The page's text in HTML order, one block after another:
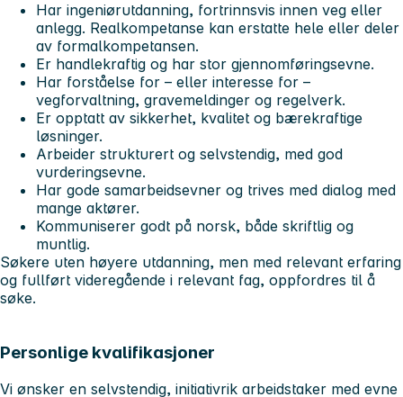
Har ingeniørutdanning, fortrinnsvis innen veg eller
anlegg. Realkompetanse kan erstatte hele eller deler
av formalkompetansen.
Er handlekraftig og har stor gjennomføringsevne.
Har forståelse for – eller interesse for –
vegforvaltning, gravemeldinger og regelverk.
Er opptatt av sikkerhet, kvalitet og bærekraftige
løsninger.
Arbeider strukturert og selvstendig, med god
vurderingsevne.
Har gode samarbeidsevner og trives med dialog med
mange aktører.
Kommuniserer godt på norsk, både skriftlig og
muntlig.
Søkere uten høyere utdanning, men med relevant erfaring
og fullført videregående i relevant fag, oppfordres til å
søke.
Personlige kvalifikasjoner
Vi ønsker en selvstendig, initiativrik arbeidstaker med evne